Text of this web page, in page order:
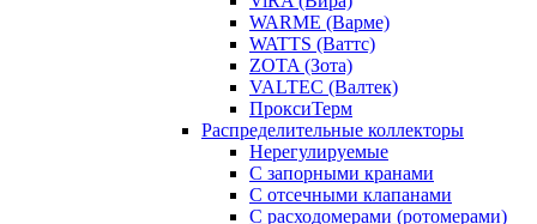
WARME (Варме)
WATTS (Ваттс)
ZOTA (Зота)
VALTEC (Валтек)
ПроксиТерм
Распределительные коллекторы
Нерегулируемые
С запорными кранами
С отсечными клапанами
С расходомерами (ротомерами)